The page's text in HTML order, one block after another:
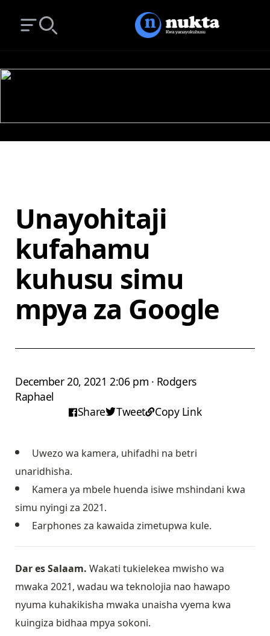
Open main menu
Unayohitaji
kufahamu
kuhusu simu
mpya za Google
December 20, 2021 2:06 pm · Rodgers
Raphael
Share
Tweet Copy Link
Uwezo wa kamera, uhifadhi na betri
unaridhisha.
Kamera ya mbele huenda isiwe mshindani kwa
simu nyingi za 2021.
Earphones za kawaida zimetupwa kule.
Dar es Salaam. Wakati tukielekea mwisho wa
mwaka 2021, wadau wa teknolojia nao hawapo
nyuma kuhakikisha mwaka unaisha vyema kwa
kuingiza bidhaa mpya sokoni.